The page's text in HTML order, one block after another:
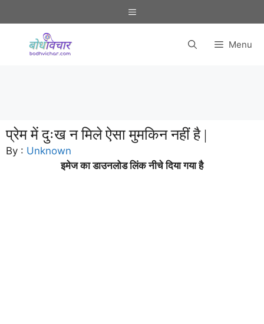
to
Menu
Menu
प्रेम में दुःख न मिले ऐसा मुमकिन नहीं है |
By : Unknown
इमेज का डाउनलोड लिंक नीचे दिया गया है